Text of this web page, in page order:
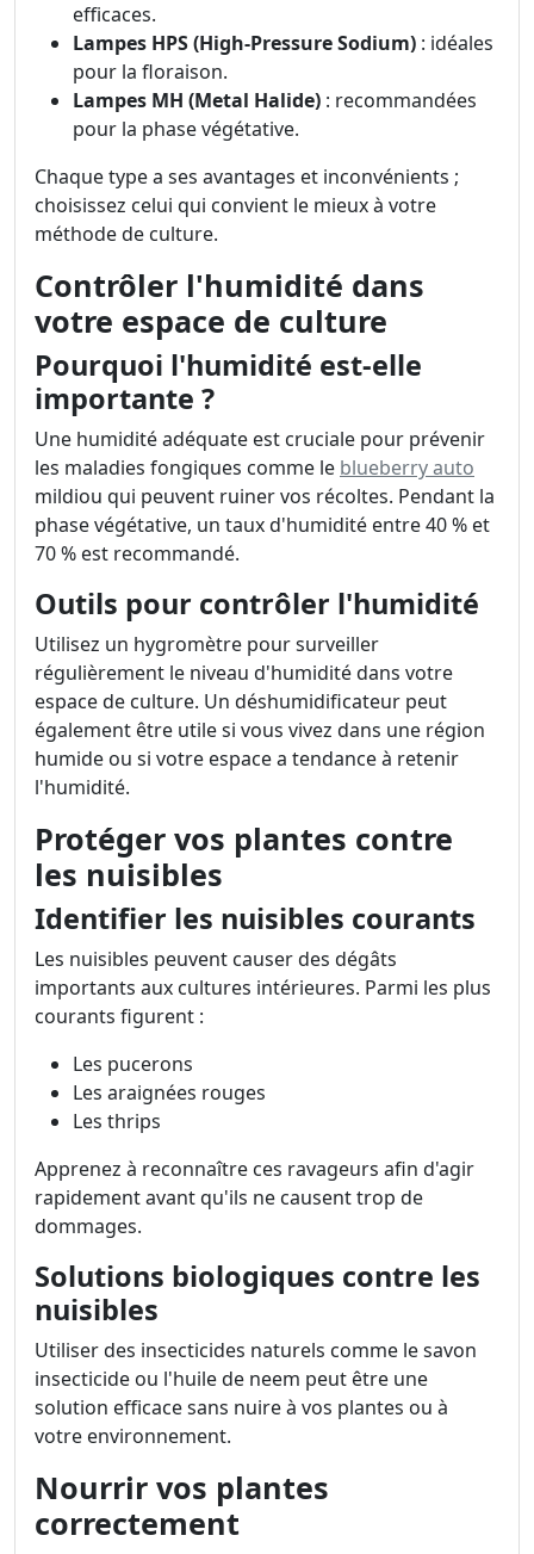
efficaces.
Lampes HPS (High-Pressure Sodium) : idéales
pour la floraison.
Lampes MH (Metal Halide) : recommandées
pour la phase végétative.
Chaque type a ses avantages et inconvénients ;
choisissez celui qui convient le mieux à votre
méthode de culture.
Contrôler l'humidité dans
votre espace de culture
Pourquoi l'humidité est-elle
importante ?
Une humidité adéquate est cruciale pour prévenir
les maladies fongiques comme le blueberry auto
mildiou qui peuvent ruiner vos récoltes. Pendant la
phase végétative, un taux d'humidité entre 40 % et
70 % est recommandé.
Outils pour contrôler l'humidité
Utilisez un hygromètre pour surveiller
régulièrement le niveau d'humidité dans votre
espace de culture. Un déshumidificateur peut
également être utile si vous vivez dans une région
humide ou si votre espace a tendance à retenir
l'humidité.
Protéger vos plantes contre
les nuisibles
Identifier les nuisibles courants
Les nuisibles peuvent causer des dégâts
importants aux cultures intérieures. Parmi les plus
courants figurent :
Les pucerons
Les araignées rouges
Les thrips
Apprenez à reconnaître ces ravageurs afin d'agir
rapidement avant qu'ils ne causent trop de
dommages.
Solutions biologiques contre les
nuisibles
Utiliser des insecticides naturels comme le savon
insecticide ou l'huile de neem peut être une
solution efficace sans nuire à vos plantes ou à
votre environnement.
Nourrir vos plantes
correctement